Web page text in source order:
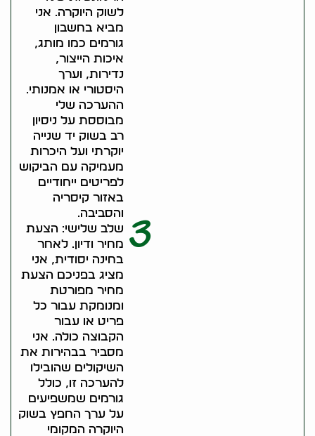
לשוק היוקרה. אני
מביא בחשבון
גורמים כמו מותג,
איכות הייצור,
נדירות, וערך
היסטורי או אמנותי.
ההערכה שלי
מבוססת על ניסיון
רב בשוק יד שנייה
יוקרתי ועל היכרות
מעמיקה עם הביקוש
לפריטים ייחודיים
באזור קיסריה
והסביבה.
3
שלב שלישי: הצעת
מחיר ודיון. לאחר
בחינה יסודית, אני
מציג בפניכם הצעת
מחיר מפורטת
ומנומקת עבור כל
פריט או עבור
הקבוצה כולה. אני
מסביר בבהירות את
השיקולים שהובילו
להערכה זו, כולל
גורמים שמשפיעים
על ערך החפץ בשוק
היוקרה המקומי